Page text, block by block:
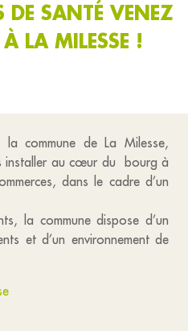
DE SANTÉ VENEZ
LA MILESSE !
la commune de La Milesse,
installer au cœur du bourg à
dans le cadre d’un
la commune dispose d’un
et d’un environnement de